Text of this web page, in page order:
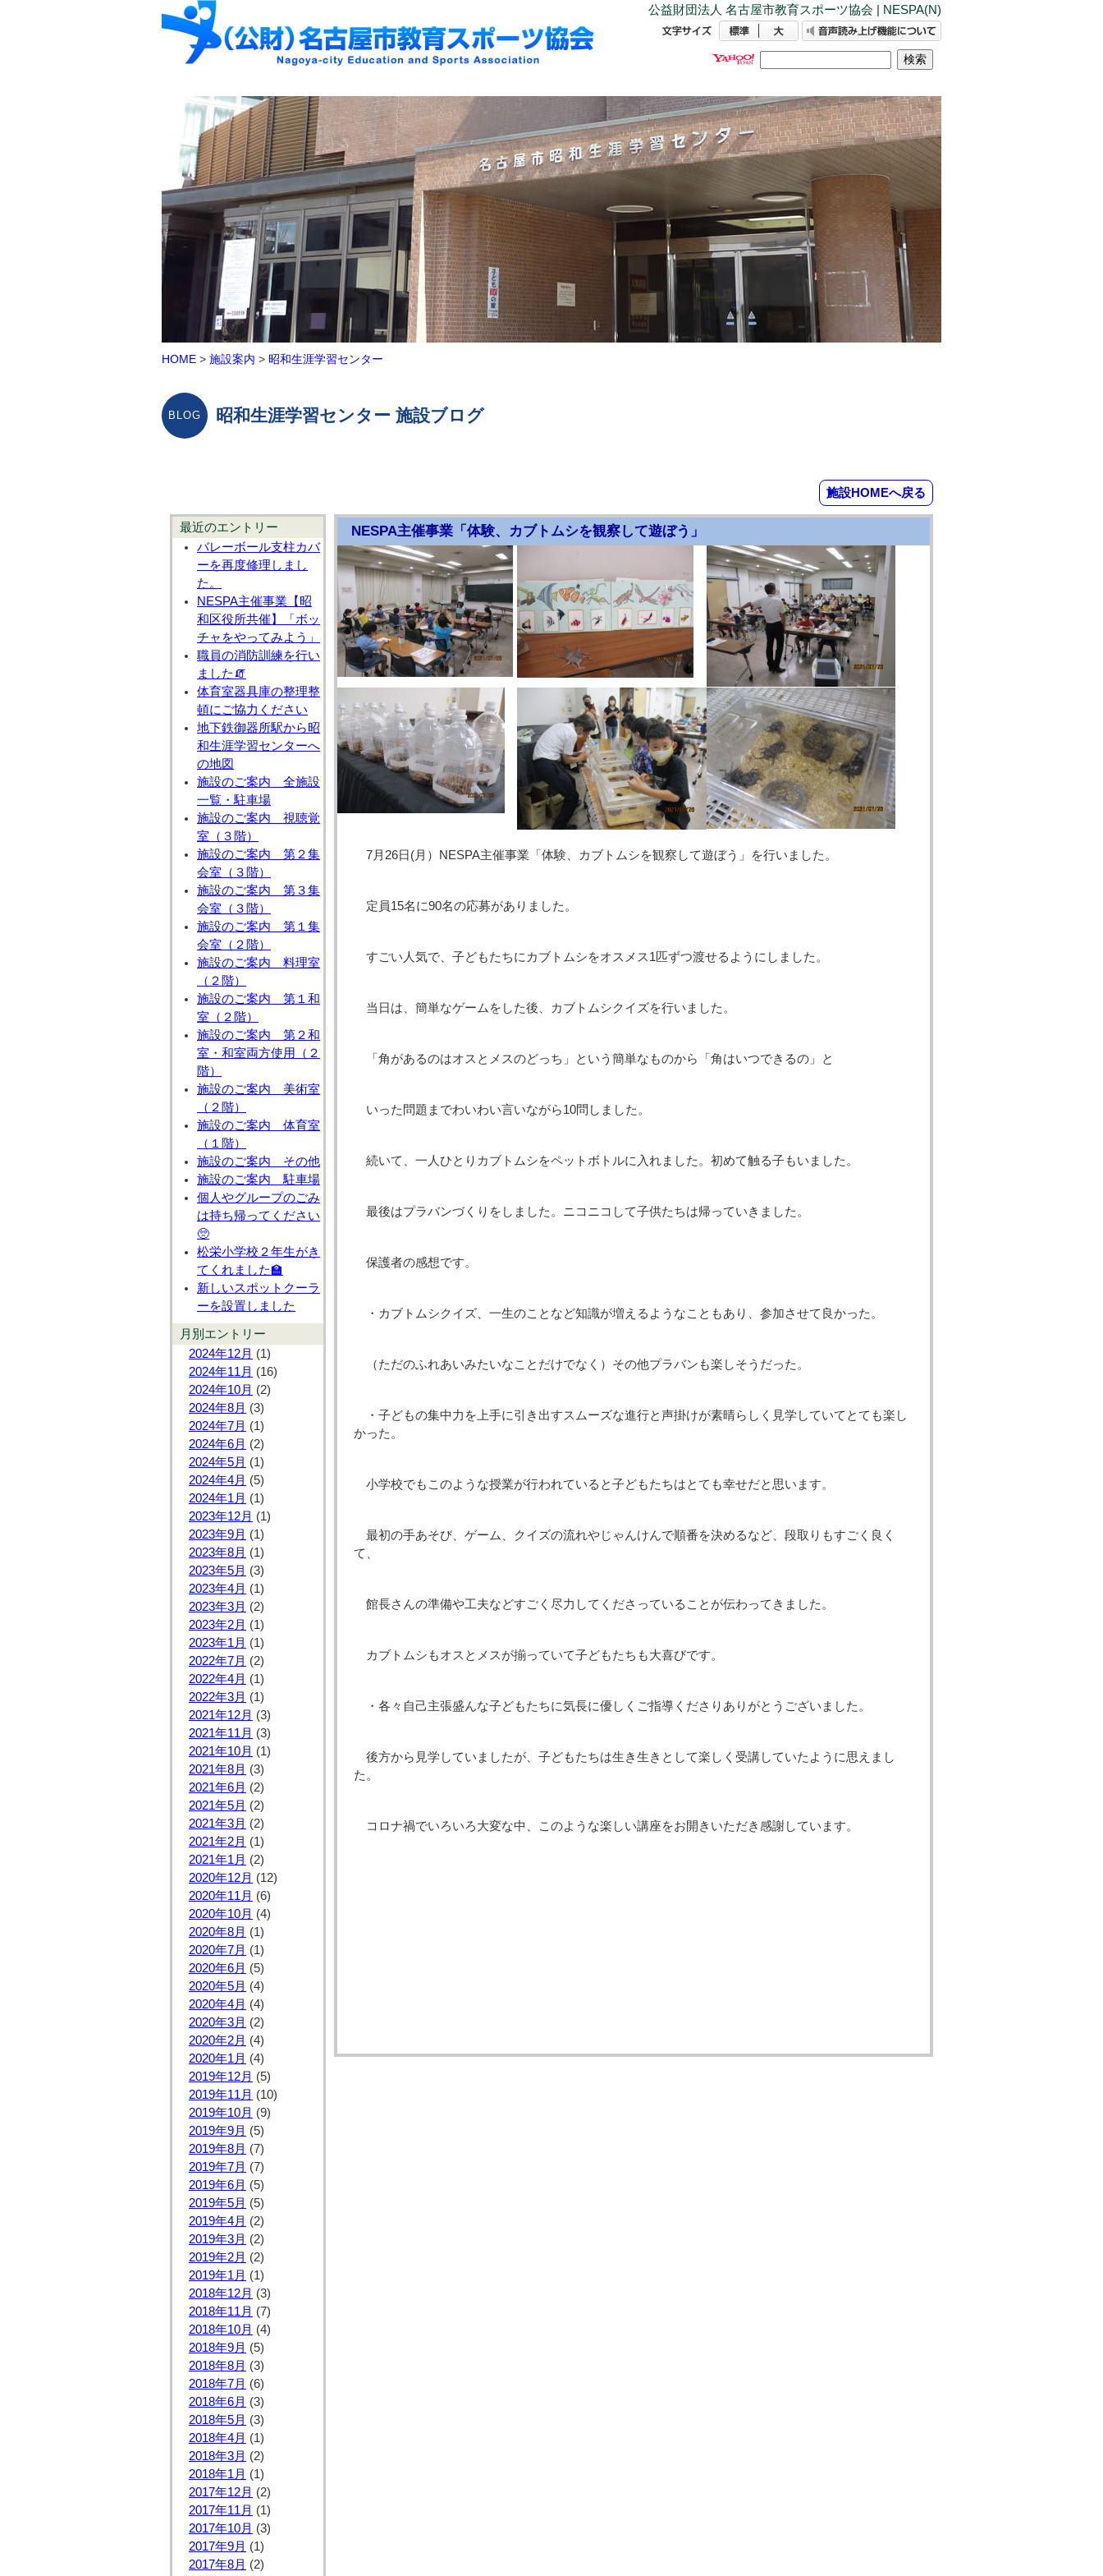
公益財団法人 名古屋市教育スポーツ協会 | NESPA(N)
HOME > 施設案内 > 昭和生涯学習センター
昭和生涯学習センター 施設ブログ
施設HOMEへ戻る
最近のエントリー
バレーボール支柱カバ
ーを再度修理しまし
た。
NESPA主催事業【昭
和区役所共催】「ボッ
チャをやってみよう」
職員の消防訓練を行い
ました🧯
体育室器具庫の整理整
頓にご協力ください
地下鉄御器所駅から昭
和生涯学習センターへ
の地図
施設のご案内 全施設
一覧・駐車場
施設のご案内 視聴覚
室（３階）
施設のご案内 第２集
会室（３階）
施設のご案内 第３集
会室（３階）
施設のご案内 第１集
会室（２階）
施設のご案内 料理室
（２階）
施設のご案内 第１和
室（２階）
施設のご案内 第２和
室・和室両方使用（２
階）
施設のご案内 美術室
（２階）
施設のご案内 体育室
（１階）
施設のご案内 その他
施設のご案内 駐車場
個人やグループのごみ
は持ち帰ってください
🥺
松栄小学校２年生がき
てくれました🏫
新しいスポットクーラ
ーを設置しました
月別エントリー
2024年12月 (1)
2024年11月 (16)
2024年10月 (2)
2024年8月 (3)
2024年7月 (1)
2024年6月 (2)
2024年5月 (1)
2024年4月 (5)
2024年1月 (1)
2023年12月 (1)
2023年9月 (1)
2023年8月 (1)
2023年5月 (3)
2023年4月 (1)
2023年3月 (2)
2023年2月 (1)
2023年1月 (1)
2022年7月 (2)
2022年4月 (1)
2022年3月 (1)
2021年12月 (3)
2021年11月 (3)
2021年10月 (1)
2021年8月 (3)
2021年6月 (2)
2021年5月 (2)
2021年3月 (2)
2021年2月 (1)
2021年1月 (2)
2020年12月 (12)
2020年11月 (6)
2020年10月 (4)
2020年8月 (1)
2020年7月 (1)
2020年6月 (5)
2020年5月 (4)
2020年4月 (4)
2020年3月 (2)
2020年2月 (4)
2020年1月 (4)
2019年12月 (5)
2019年11月 (10)
2019年10月 (9)
2019年9月 (5)
2019年8月 (7)
2019年7月 (7)
2019年6月 (5)
2019年5月 (5)
2019年4月 (2)
2019年3月 (2)
2019年2月 (2)
2019年1月 (1)
2018年12月 (3)
2018年11月 (7)
2018年10月 (4)
2018年9月 (5)
2018年8月 (3)
2018年7月 (6)
2018年6月 (3)
2018年5月 (3)
2018年4月 (1)
2018年3月 (2)
2018年1月 (1)
2017年12月 (2)
2017年11月 (1)
2017年10月 (3)
2017年9月 (1)
2017年8月 (2)
NESPA主催事業「体験、カブトムシを観察して遊ぼう」
7月26日(月）NESPA主催事業「体験、カブトムシを観察して遊ぼう」を行いました。
定員15名に90名の応募がありました。
すごい人気で、子どもたちにカブトムシをオスメス1匹ずつ渡せるようにしました。
当日は、簡単なゲームをした後、カブトムシクイズを行いました。
「角があるのはオスとメスのどっち」という簡単なものから「角はいつできるの」と
いった問題までわいわい言いながら10問しました。
続いて、一人ひとりカブトムシをペットボトルに入れました。初めて触る子もいました。
最後はプラバンづくりをしました。ニコニコして子供たちは帰っていきました。
保護者の感想です。
・カブトムシクイズ、一生のことなど知識が増えるようなこともあり、参加させて良かった。
（ただのふれあいみたいなことだけでなく）その他プラバンも楽しそうだった。
・子どもの集中力を上手に引き出すスムーズな進行と声掛けが素晴らしく見学していてとても楽し
かった。
小学校でもこのような授業が行われていると子どもたちはとても幸せだと思います。
最初の手あそび、ゲーム、クイズの流れやじゃんけんで順番を決めるなど、段取りもすごく良く
て、
館長さんの準備や工夫などすごく尽力してくださっていることが伝わってきました。
カブトムシもオスとメスが揃っていて子どもたちも大喜びです。
・各々自己主張盛んな子どもたちに気長に優しくご指導くださりありがとうございました。
後方から見学していましたが、子どもたちは生き生きとして楽しく受講していたように思えまし
た。
コロナ禍でいろいろ大変な中、このような楽しい講座をお開きいただき感謝しています。